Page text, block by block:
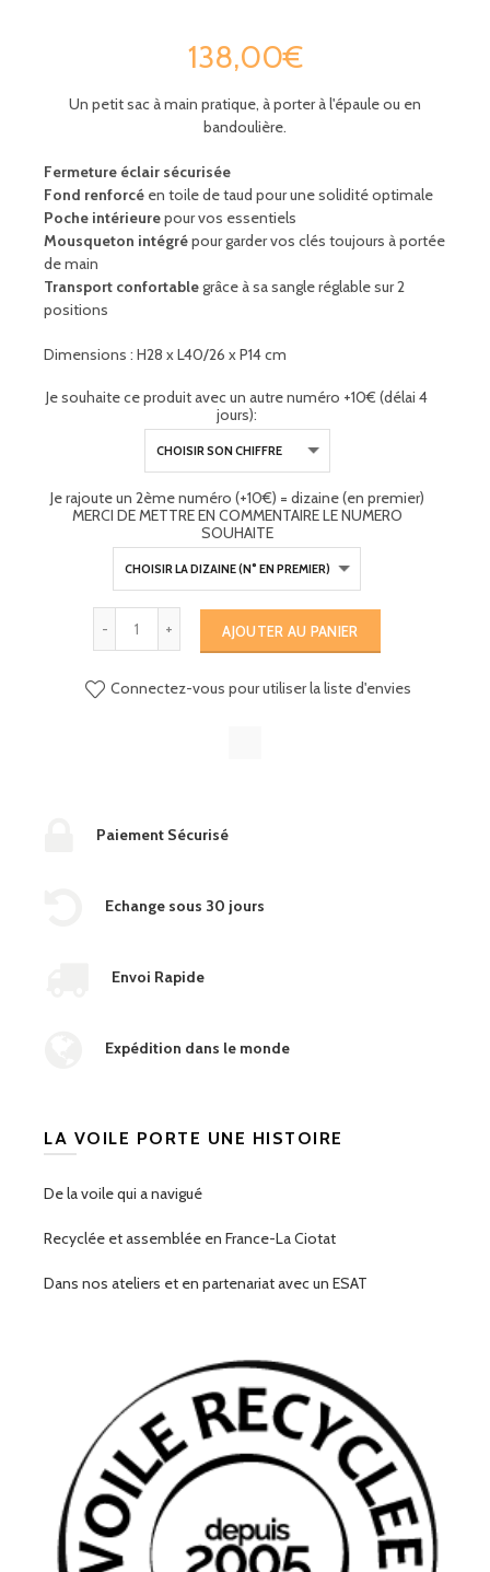
138,00€
Un petit sac à main pratique, à porter à l'épaule ou en
bandoulière.
Fermeture éclair sécurisée
Fond renforcé en toile de taud pour une solidité optimale
Poche intérieurepour vos essentiels
Mousqueton intégrépour garder vos clés toujours à portée
de main
Transport confortablegrâce à sa sangle réglable sur 2
positions
Dimensions :H28 x L40/26 x P14cm
Je souhaite ce produit avec un autre numéro +10€ (délai 4
jours):
Je rajoute un 2ème numéro (+10€) = dizaine (en premier)
MERCI DE METTRE EN COMMENTAIRE LE NUMERO
SOUHAITE
AJOUTER AU PANIER
Connectez-vous pour utiliser la liste d'envies
Paiement Sécurisé
Echange sous 30 jours
Envoi Rapide
Expédition dans le monde
LA VOILE PORTE UNE HISTOIRE
De la voile qui a navigué
Recyclée et assemblée en France-La Ciotat
Dans nos ateliers et en partenariat avec un ESAT